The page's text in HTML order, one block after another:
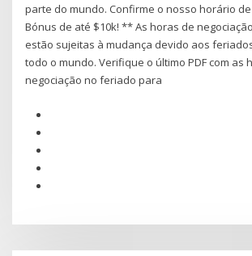
parte do mundo. Confirme o nosso horário
Bónus de até $10k! ** As horas de
estão sujeitas à mudança devido aos
todo o mundo. Verifique o último PDF com as
negociação no feriado para